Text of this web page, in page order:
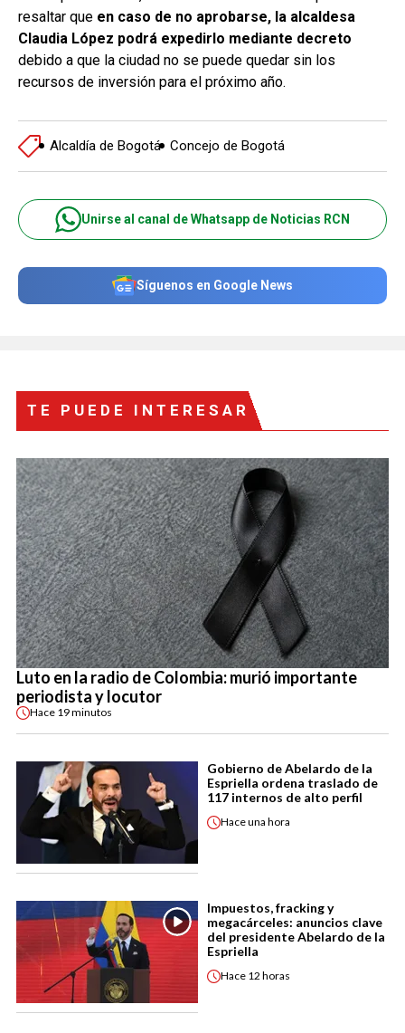
resaltar que en caso de no aprobarse, la alcaldesa
Claudia López podrá expedirlo mediante decreto
debido a que la ciudad no se puede quedar sin los
recursos de inversión para el próximo año.
Alcaldía de Bogotá Concejo de Bogotá
Unirse al canal de Whatsapp de Noticias RCN
Síguenos en Google News
TE PUEDE INTERESAR
Luto en la radio de Colombia: murió importante
periodista y locutor
Hace 19 minutos
Gobierno de Abelardo de la
Espriella ordena traslado de
117 internos de alto perfil
Haceuna hora
Impuestos, fracking y
megacárceles: anuncios clave
del presidente Abelardo de la
Espriella
Hace 12 horas